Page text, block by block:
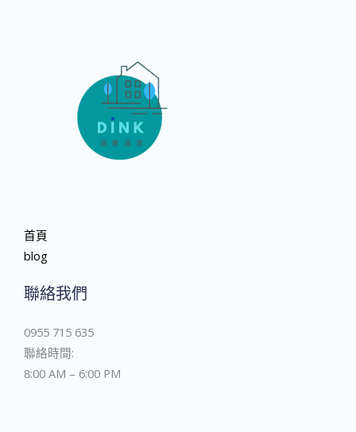
首頁
blog
聯絡我們
0955 715 635
聯絡時間:
8:00 AM – 6:00 PM